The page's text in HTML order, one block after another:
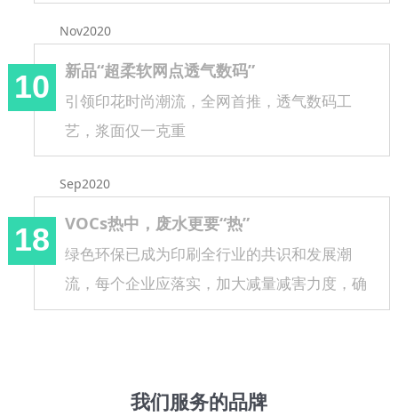
Nov2020
10 新品“超柔软网点透气数码”
引领印花时尚潮流，全网首推，透气数码工
艺，浆面仅一克重
Sep2020
18 VOCs热中，废水更要“热”
绿色环保已成为印刷全行业的共识和发展潮
流，每个企业应落实，加大减量减害力度，确
保合规处理、合规排放，不偷排。这也是将绿
我们服务的品牌